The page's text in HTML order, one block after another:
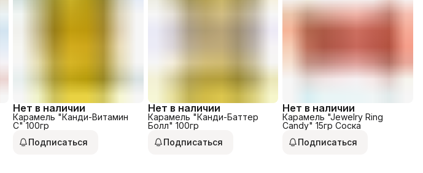
Нет в наличии
Карамель "Канди-Витамин
С" 100гр
Подписаться
Нет в наличии
Карамель "Канди-Баттер
Болл" 100гр
Подписаться
Нет в наличии
Карамель "Jewelry Ring
Candy" 15гр Соска
Подписаться